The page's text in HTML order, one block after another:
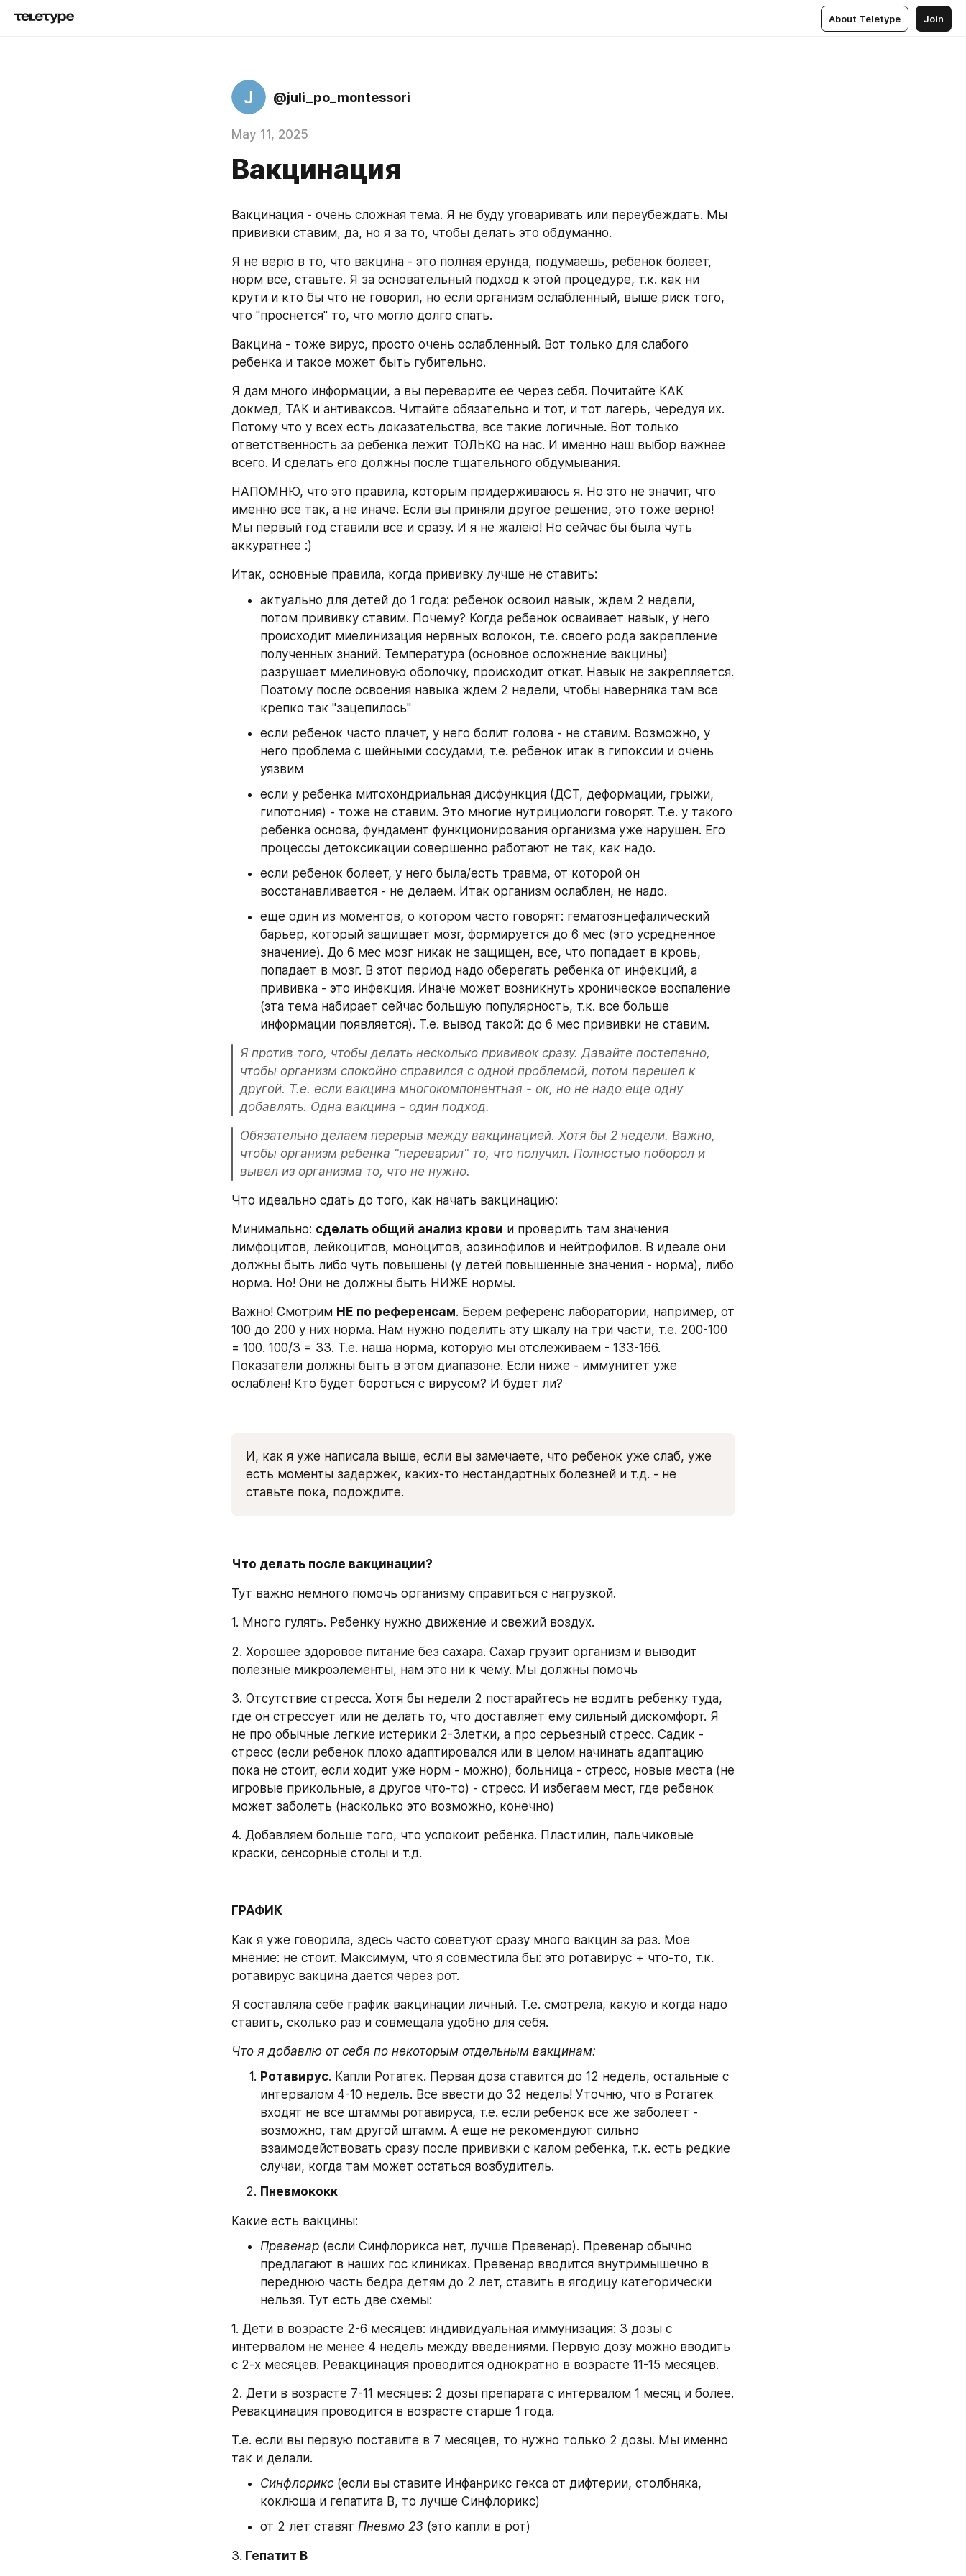
About Teletype Join
J @juli_po_montessori
May 11, 2025
Вакцинация
Вакцинация - очень сложная тема. Я не буду уговаривать или переубеждать. Мы
прививки ставим, да, но я за то, чтобы делать это обдуманно.
Я не верю в то, что вакцина - это полная ерунда, подумаешь, ребенок болеет,
норм все, ставьте. Я за основательный подход к этой процедуре, т.к. как ни
крути и кто бы что не говорил, но если организм ослабленный, выше риск того,
что "проснется" то, что могло долго спать.
Вакцина - тоже вирус, просто очень ослабленный. Вот только для слабого
ребенка и такое может быть губительно.
Я дам много информации, а вы переварите ее через себя. Почитайте КАК
докмед, ТАК и антиваксов. Читайте обязательно и тот, и тот лагерь, чередуя их.
Потому что у всех есть доказательства, все такие логичные. Вот только
ответственность за ребенка лежит ТОЛЬКО на нас. И именно наш выбор важнее
всего. И сделать его должны после тщательного обдумывания.
НАПОМНЮ, что это правила, которым придерживаюсь я. Но это не значит, что
именно все так, а не иначе. Если вы приняли другое решение, это тоже верно!
Мы первый год ставили все и сразу. И я не жалею! Но сейчас бы была чуть
аккуратнее :)
Итак, основные правила, когда прививку лучше не ставить:
актуально для детей до 1 года: ребенок освоил навык, ждем 2 недели,
потом прививку ставим. Почему? Когда ребенок осваивает навык, у него
происходит миелинизация нервных волокон, т.е. своего рода закрепление
полученных знаний. Температура (основное осложнение вакцины)
разрушает миелиновую оболочку, происходит откат. Навык не закрепляется.
Поэтому после освоения навыка ждем 2 недели, чтобы наверняка там все
крепко так "зацепилось"
если ребенок часто плачет, у него болит голова - не ставим. Возможно, у
него проблема с шейными сосудами, т.е. ребенок итак в гипоксии и очень
уязвим
если у ребенка митохондриальная дисфункция (ДСТ, деформации, грыжи,
гипотония) - тоже не ставим. Это многие нутрициологи говорят. Т.е. у такого
ребенка основа, фундамент функционирования организма уже нарушен. Его
процессы детоксикации совершенно работают не так, как надо.
если ребенок болеет, у него была/есть травма, от которой он
восстанавливается - не делаем. Итак организм ослаблен, не надо.
еще один из моментов, о котором часто говорят: гематоэнцефалический
барьер, который защищает мозг, формируется до 6 мес (это усредненное
значение). До 6 мес мозг никак не защищен, все, что попадает в кровь,
попадает в мозг. В этот период надо оберегать ребенка от инфекций, а
прививка - это инфекция. Иначе может возникнуть хроническое воспаление
(эта тема набирает сейчас большую популярность, т.к. все больше
информации появляется). Т.е. вывод такой: до 6 мес прививки не ставим.
Я против того, чтобы делать несколько прививок сразу. Давайте постепенно,
чтобы организм спокойно справился с одной проблемой, потом перешел к
другой. Т.е. если вакцина многокомпонентная - ок, но не надо еще одну
добавлять. Одна вакцина - один подход.
Обязательно делаем перерыв между вакцинацией. Хотя бы 2 недели. Важно,
чтобы организм ребенка "переварил" то, что получил. Полностью поборол и
вывел из организма то, что не нужно.
Что идеально сдать до того, как начать вакцинацию:
Минимально: сделать общий анализ крови и проверить там значения
лимфоцитов, лейкоцитов, моноцитов, эозинофилов и нейтрофилов. В идеале они
должны быть либо чуть повышены (у детей повышенные значения - норма), либо
норма. Но! Они не должны быть НИЖЕ нормы.
Важно! Смотрим НЕ по референсам. Берем референс лаборатории, например, от
100 до 200 у них норма. Нам нужно поделить эту шкалу на три части, т.е. 200-100
= 100. 100/3 = 33. Т.е. наша норма, которую мы отслеживаем - 133-166.
Показатели должны быть в этом диапазоне. Если ниже - иммунитет уже
ослаблен! Кто будет бороться с вирусом? И будет ли?
И, как я уже написала выше, если вы замечаете, что ребенок уже слаб, уже
есть моменты задержек, каких-то нестандартных болезней и т.д. - не
ставьте пока, подождите.
Что делать после вакцинации?
Тут важно немного помочь организму справиться с нагрузкой.
1. Много гулять. Ребенку нужно движение и свежий воздух.
2. Хорошее здоровое питание без сахара. Сахар грузит организм и выводит
полезные микроэлементы, нам это ни к чему. Мы должны помочь
3. Отсутствие стресса. Хотя бы недели 2 постарайтесь не водить ребенку туда,
где он стрессует или не делать то, что доставляет ему сильный дискомфорт. Я
не про обычные легкие истерики 2-3летки, а про серьезный стресс. Садик -
стресс (если ребенок плохо адаптировался или в целом начинать адаптацию
пока не стоит, если ходит уже норм - можно), больница - стресс, новые места (не
игровые прикольные, а другое что-то) - стресс. И избегаем мест, где ребенок
может заболеть (насколько это возможно, конечно)
4. Добавляем больше того, что успокоит ребенка. Пластилин, пальчиковые
краски, сенсорные столы и т.д.
ГРАФИК
Как я уже говорила, здесь часто советуют сразу много вакцин за раз. Мое
мнение: не стоит. Максимум, что я совместила бы: это ротавирус + что-то, т.к.
ротавирус вакцина дается через рот.
Я составляла себе график вакцинации личный. Т.е. смотрела, какую и когда надо
ставить, сколько раз и совмещала удобно для себя.
Что я добавлю от себя по некоторым отдельным вакцинам:
Ротавирус. Капли Ротатек. Первая доза ставится до 12 недель, остальные с
интервалом 4-10 недель. Все ввести до 32 недель! Уточню, что в Ротатек
входят не все штаммы ротавируса, т.е. если ребенок все же заболеет -
возможно, там другой штамм. А еще не рекомендуют сильно
взаимодействовать сразу после прививки с калом ребенка, т.к. есть редкие
случаи, когда там может остаться возбудитель.
Пневмококк
Какие есть вакцины:
Превенар (если Синфлорикса нет, лучше Превенар). Превенар обычно
предлагают в наших гос клиниках. Превенар вводится внутримышечно в
переднюю часть бедра детям до 2 лет, ставить в ягодицу категорически
нельзя. Тут есть две схемы:
1. Дети в возрасте 2-6 месяцев: индивидуальная иммунизация: 3 дозы с
интервалом не менее 4 недель между введениями. Первую дозу можно вводить
с 2-х месяцев. Ревакцинация проводится однократно в возрасте 11-15 месяцев.
2. Дети в возрасте 7-11 месяцев: 2 дозы препарата с интервалом 1 месяц и более.
Ревакцинация проводится в возрасте старше 1 года.
Т.е. если вы первую поставите в 7 месяцев, то нужно только 2 дозы. Мы именно
так и делали.
Синфлорикс (если вы ставите Инфанрикс гекса от дифтерии, столбняка,
коклюша и гепатита В, то лучше Синфлорикс)
от 2 лет ставят Пневмо 23 (это капли в рот)
3. Гепатит В